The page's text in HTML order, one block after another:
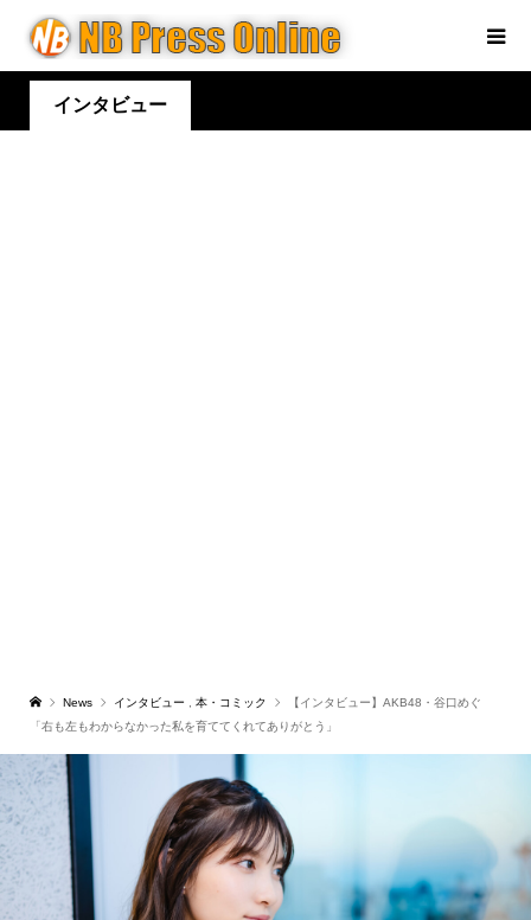
インタビュー
News インタビュー 本・コミック
【インタビュー】AKB48・谷口めぐ
「右も左もわからなかった私を育ててくれてありがとう」